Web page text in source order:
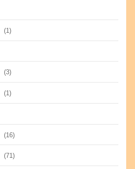
(1)
(3)
(1)
(16)
(71)